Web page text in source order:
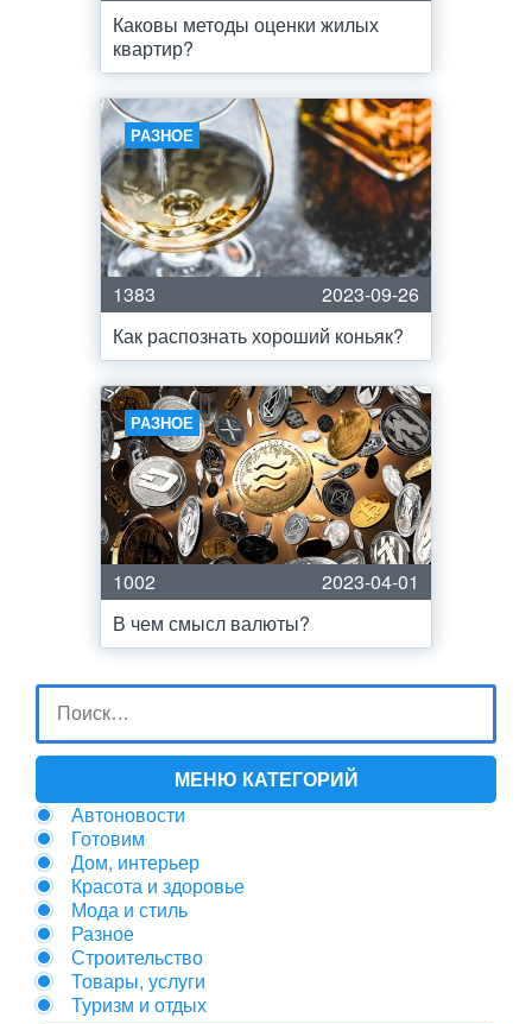
Каковы методы оценки жилых
квартир?
РАЗНОЕ
1383
2023-09-26
Как распознать хороший коньяк?
РАЗНОЕ
1002
2023-04-01
В чем смысл валюты?
МЕНЮ КАТЕГОРИЙ
Автоновости
Готовим
Дом, интерьер
Красота и здоровье
Мода и стиль
Разное
Строительство
Товары, услуги
Туризм и отдых